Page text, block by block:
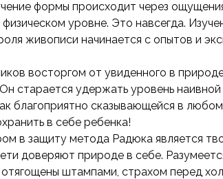
формы происходит через
уровне. Это навсегда.
живописи начинается с опытов и
восторгом от увиденного в
старается удержать уровень наивной
благоприятно сказывающейся в
в себе ребенка!
в защиту метода Радюка является
доверяют природе в себе.
штампами, страхом перед